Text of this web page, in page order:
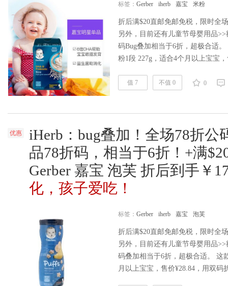
标签： Gerber iherb 嘉宝 米粉
折后满$20直邮免邮免税，限时全
另外，目前还有儿童节母婴用品
码Bug叠加相当于6折，超极合适
粉1段 227g，适合4个月以上宝宝
等也都是好价。iherb购买地址
值 7 不值 0 0
优惠
iHerb：bug叠加！全场78折公
品78折码，相当于6折！+满
Gerber 嘉宝 泡芙 折后到手￥
化，孩子爱吃！
标签： Gerber iherb 嘉宝 泡芙
折后满$20直邮免邮免税，限时全
另外，目前还有儿童节母婴用品
码叠加相当于6折，超极合适。 这
月以上宝宝，售价¥28.84，用双码